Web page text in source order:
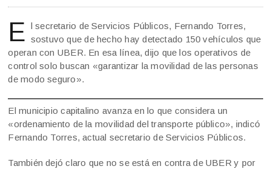
E l secretario de Servicios Públicos, Fernando Torres,
sostuvo que de hecho hay detectado 150 vehículos que
operan con UBER. En esa línea, dijo que los operativos de
control solo buscan «garantizar la movilidad de las personas
de modo seguro».
El municipio capitalino avanza en lo que considera un
«ordenamiento de la movilidad del transporte público», indicó
Fernando Torres, actual secretario de Servicios Públicos.
También dejó claro que no se está en contra de UBER y por